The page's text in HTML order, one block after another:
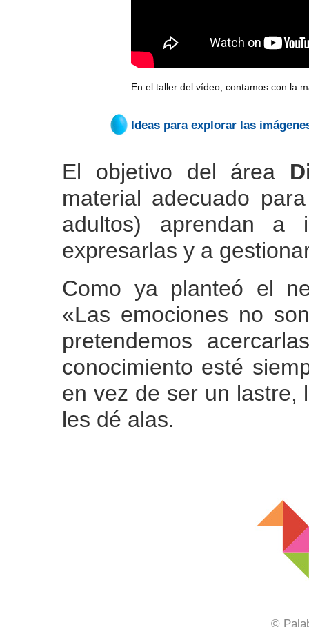
En el taller del vídeo, contamos con la
Ideas para explorar las
El objetivo del área
material adecuado
adultos) aprendan a
expresarlas y a
Como ya planteó el
«Las emociones no
pretendemos
conocimiento esté
en vez de ser un lastre,
les dé alas.
©